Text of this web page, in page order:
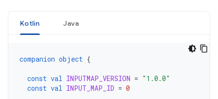
Kotlin Java
companion object {
const val INPUTMAP_VERSION = "1.0.0"
const val INPUT_MAP_ID = 0